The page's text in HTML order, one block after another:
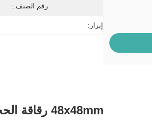
رقم الصنف.:
إبراز:
48x48mm رقاقة الحجم السباحة بلاط الموزاييك الجليد متصدع